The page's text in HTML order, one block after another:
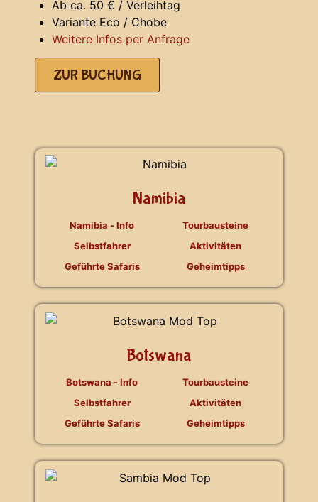
Ab ca. 50 € / Verleihtag
Variante Eco / Chobe
Weitere Infos per Anfrage
ZUR BUCHUNG
Namibia
Namibia - Info
Selbstfahrer
Geführte Safaris
Tourbausteine
Aktivitäten
Geheimtipps
Botswana
Botswana - Info
Selbstfahrer
Geführte Safaris
Tourbausteine
Aktivitäten
Geheimtipps